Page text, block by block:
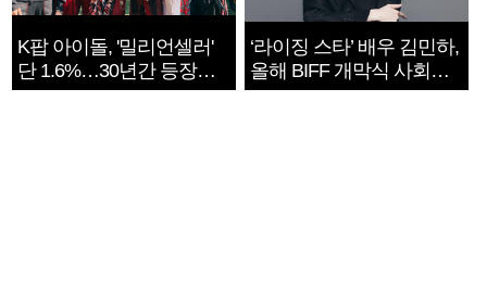
K팝 아이돌, '밀리언셀러'
단 1.6%…30년간 등장
1182개팀 전수조사
‘라이징 스타’ 배우 김민하,
올해 BIFF 개막식 사회자
확정